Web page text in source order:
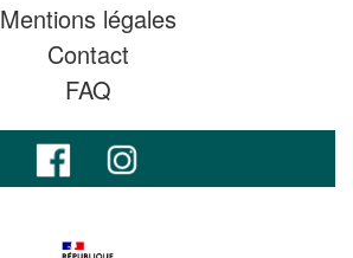
Mentions légales
Contact
FAQ